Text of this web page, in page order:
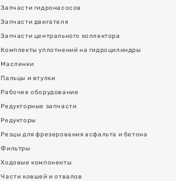
Запчасти гидронасосов
Запчасти двигателя
Запчасти центрального коллектора
Комплекты уплотнений на гидроцилиндры
Масленки
Пальцы и втулки
Рабочее оборудование
Редукторные запчасти
Редукторы
Резцы для фрезерования асфальта и бетона
Фильтры
Ходовые компоненты
Части ковшей и отвалов